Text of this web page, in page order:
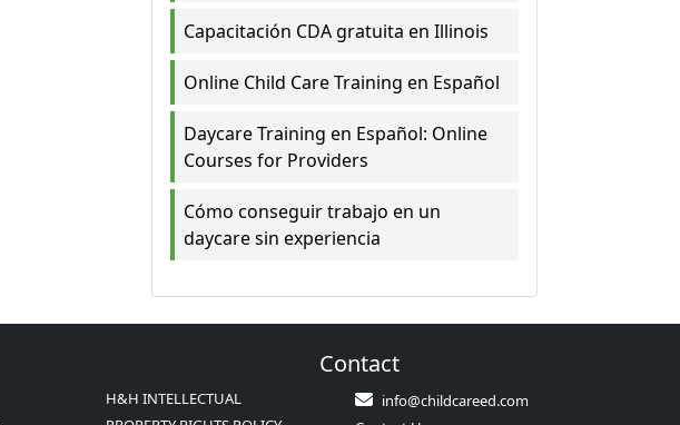
Capacitación CDA gratuita en Illinois
Online Child Care Training en Español
Daycare Training en Español: Online
Courses for Providers
Cómo conseguir trabajo en un
daycare sin experiencia
H&H INTELLECTUAL
Contact
info@childcareed.com